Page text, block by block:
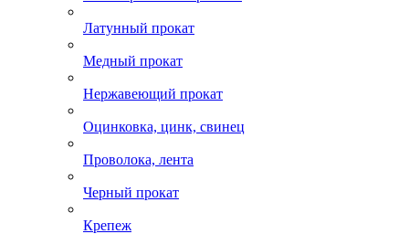
Латунный прокат
Медный прокат
Нержавеющий прокат
Оцинковка, цинк, свинец
Проволока, лента
Черный прокат
Крепеж